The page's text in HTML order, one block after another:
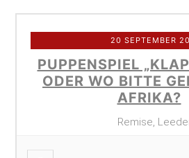
20 SEPTEMBER
PUPPENSPIEL
ODER WO BITTE
AFRIKA?
Remise,